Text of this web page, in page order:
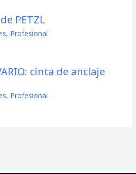
PETZL
, Profesional
cinta de anclaje
, Profesional